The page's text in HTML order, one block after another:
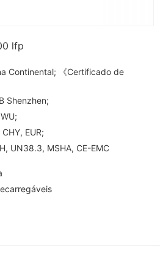
lfp
Continental; 《Certificado de
Shenzhen;
EUR;
UN38.3, MSHA, CE-EMC